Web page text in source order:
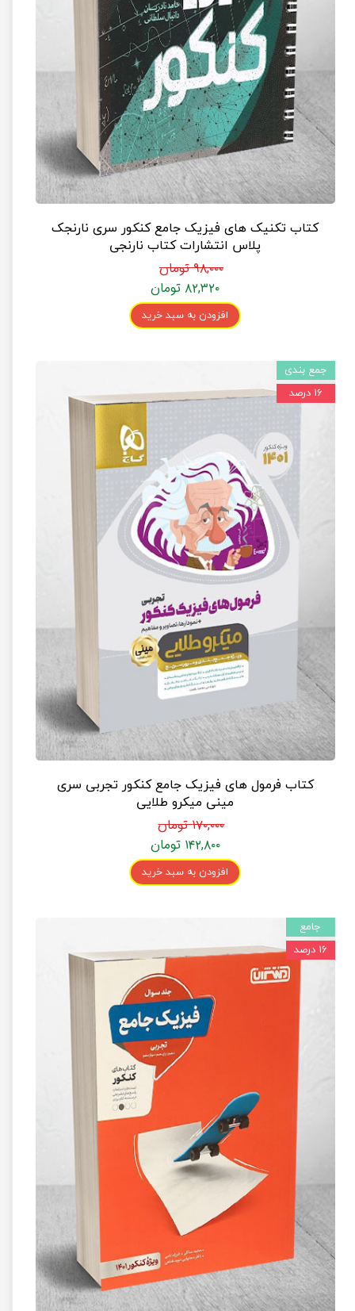
کتاب تکنیک های فیزیک جامع کنکور سری نارنجک
پلاس انتشارات کتاب نارنجی
۹۸,۰۰۰ تومان
۸۲,۳۲۰ تومان
افزودن به سبد خرید
کتاب فرمول های فیزیک جامع کنکور تجربی سری
مینی میکرو طلایی
۱۷۰,۰۰۰ تومان
۱۴۲,۸۰۰ تومان
افزودن به سبد خرید
جمع بندی
۱۶ درصد
جامع
۱۶ درصد